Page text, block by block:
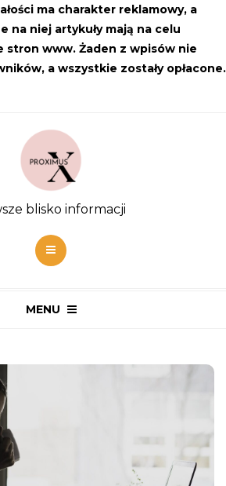
ma charakter reklamowy, a
na niej artykuły mają na celu
stron www. Żaden z wpisów nie
a wszystkie zostały opłacone.
blisko informacji
MENU